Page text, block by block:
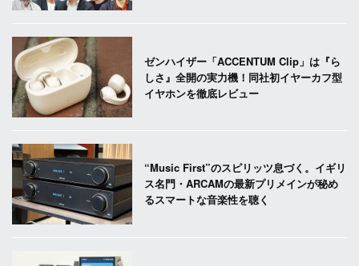
ゼンハイザー「ACCENTUM Clip」は『ら
しさ』全開の実力機！同社初イヤーカフ型
イヤホンを徹底レビュー
“Music First”のスピリッツ息づく。イギリ
ス名門・ARCAMの最新プリメインが秘め
るスマートな音楽性を聴く